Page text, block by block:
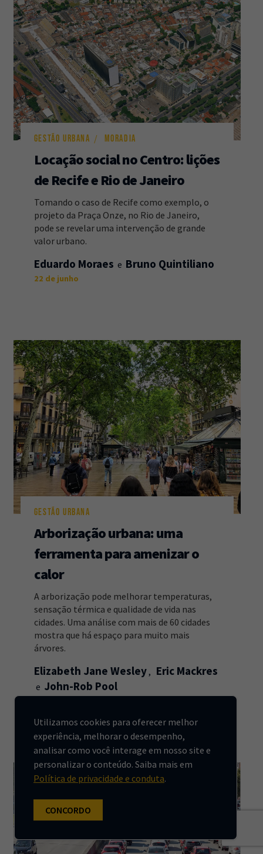
Utilizamos cookies para oferecer melhor
experiência, melhorar o desempenho,
analisar como você interage em nosso site e
personalizar o conteúdo. Saiba mais em
Política de privacidade e conduta.
CONCORDO
GESTÃO URBANA MORADIA
Locação social no Centro: lições
de Recife e Rio de Janeiro
Tomando o caso de Recife como exemplo, o
projeto da Praça Onze, no Rio de Janeiro,
pode se revelar uma intervenção de grande
valor urbano.
Eduardo Moraes Bruno Quintiliano
22 de junho
GESTÃO URBANA
Arborização urbana: uma
ferramenta para amenizar o
calor
A arborização pode melhorar temperaturas,
sensação térmica e qualidade de vida nas
cidades. Uma análise com mais de 60 cidades
mostra que há espaço para muito mais
árvores.
Elizabeth Jane Wesley
Eric Mackres
John-Rob Pool